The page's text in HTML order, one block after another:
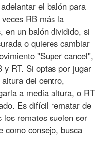
el balón para
RB más la
en un balón dividido, si
o quieres cambiar
"Super cancel",
y RT. Si optas por jugar
del centro,
a media altura, o RT
Es difícil rematar de
los remates suelen ser
como consejo, busca